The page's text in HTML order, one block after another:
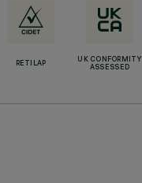
RETILAP
UK CONFORMITY
ASSESSED